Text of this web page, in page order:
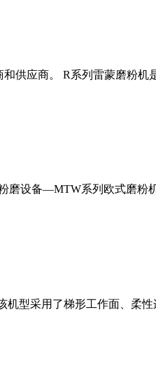
供应商。 R系列雷蒙磨粉
设备—MTW系列欧式磨粉
型采用了梯形工作面、柔